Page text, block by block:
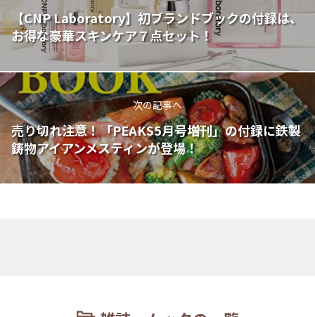
【CNP Laboratory】初ブランドブックの付録は、
お得な豪華スキンケア７点セット！
次の記事へ
売り切れ注意！「PEAKS5月号増刊」の付録に鉄製
鋳物アイアンメスティンが登場！